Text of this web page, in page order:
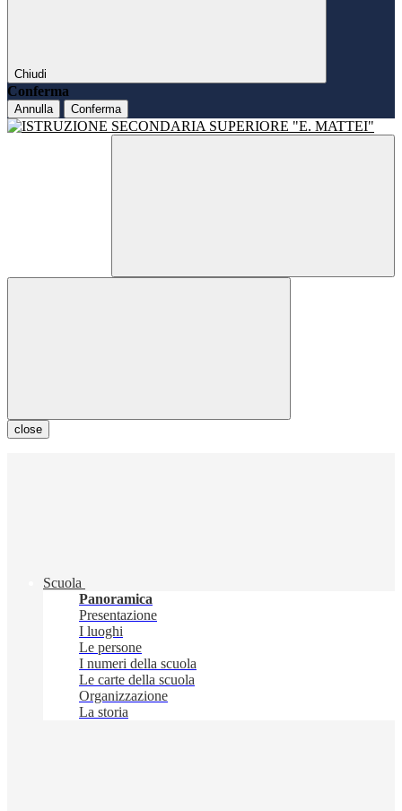
Chiudi
Conferma
Annulla Conferma
close
Scuola
Panoramica
Presentazione
I luoghi
Le persone
I numeri della scuola
Le carte della scuola
Organizzazione
La storia